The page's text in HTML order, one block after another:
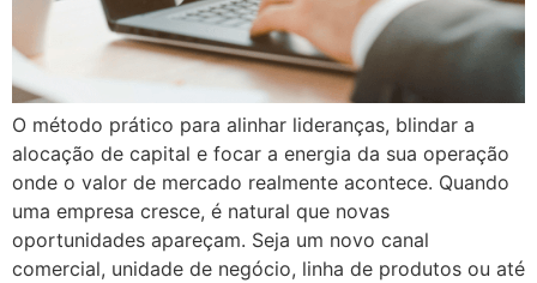
O método prático para alinhar lideranças, blindar a
alocação de capital e focar a energia da sua operação
onde o valor de mercado realmente acontece. Quando
uma empresa cresce, é natural que novas
oportunidades apareçam. Seja um novo canal
comercial, unidade de negócio, linha de produtos ou até